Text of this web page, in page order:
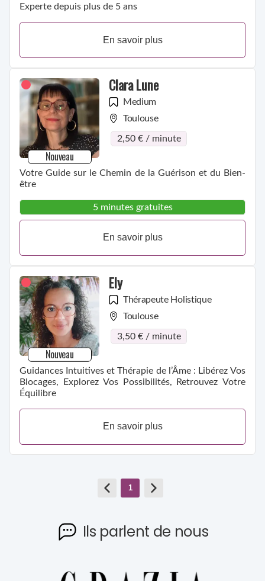
Experte depuis plus de 5 ans
En savoir plus
Nouveau
Clara Lune
Medium
Toulouse
2,50 € / minute
Votre Guide sur le Chemin de la Guérison et du Bien-
être
5 minutes gratuites
En savoir plus
Nouveau
Ely
Thérapeute Holistique
Toulouse
3,50 € / minute
Guidances Intuitives et Thérapie de l’Âme : Libérez Vos
Blocages, Explorez Vos Possibilités, Retrouvez Votre
Équilibre
En savoir plus
1
Ils parlent de nous